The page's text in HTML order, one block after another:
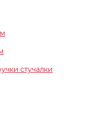
стучалки